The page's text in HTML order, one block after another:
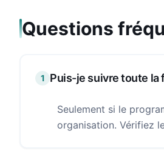
Questions
1 Puis-je suivre toute la
Seulement si le
organisation. Vérifiez